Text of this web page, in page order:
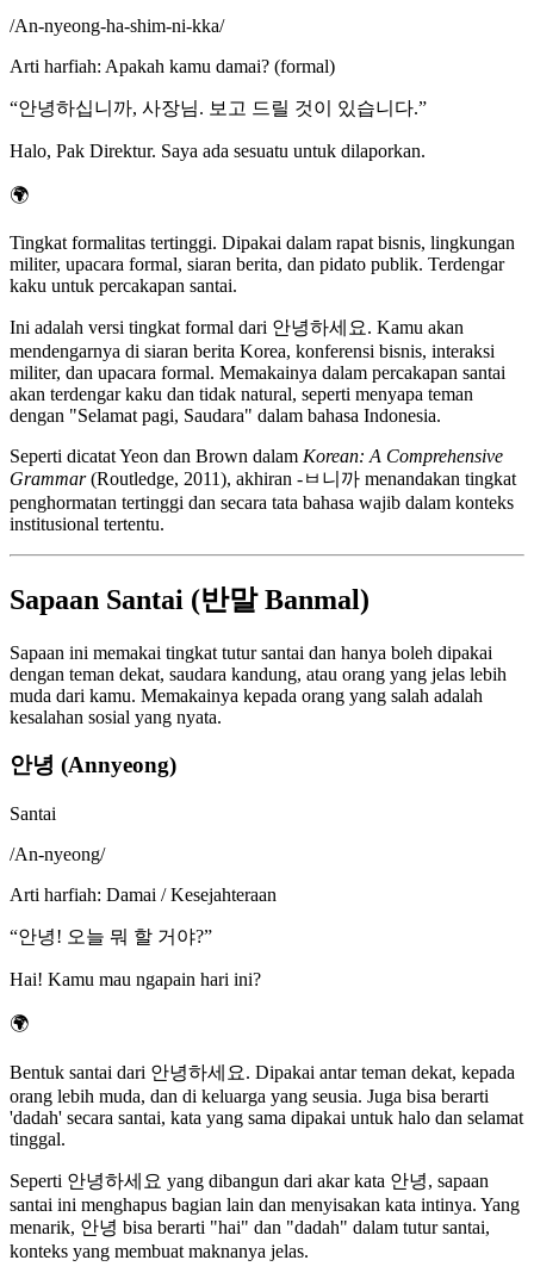
/An-nyeong-ha-shim-ni-kka/
Arti harfiah: Apakah kamu damai? (formal)
“안녕하십니까, 사장님. 보고 드릴 것이 있습니다.”
Halo, Pak Direktur. Saya ada sesuatu untuk dilaporkan.
🌍
Tingkat formalitas tertinggi. Dipakai dalam rapat bisnis, lingkungan
militer, upacara formal, siaran berita, dan pidato publik. Terdengar
kaku untuk percakapan santai.
Ini adalah versi tingkat formal dari 안녕하세요. Kamu akan
mendengarnya di siaran berita Korea, konferensi bisnis, interaksi
militer, dan upacara formal. Memakainya dalam percakapan santai
akan terdengar kaku dan tidak natural, seperti menyapa teman
dengan "Selamat pagi, Saudara" dalam bahasa Indonesia.
Seperti dicatat Yeon dan Brown dalam Korean: A Comprehensive
Grammar(Routledge, 2011), akhiran -ㅂ니까 menandakan tingkat
penghormatan tertinggi dan secara tata bahasa wajib dalam konteks
institusional tertentu.
Sapaan Santai (반말 Banmal)
Sapaan ini memakai tingkat tutur santai dan hanya boleh dipakai
dengan teman dekat, saudara kandung, atau orang yang jelas lebih
muda dari kamu. Memakainya kepada orang yang salah adalah
kesalahan sosial yang nyata.
안녕 (Annyeong)
Santai
/An-nyeong/
Arti harfiah: Damai / Kesejahteraan
“안녕! 오늘 뭐 할 거야?”
Hai! Kamu mau ngapain hari ini?
🌍
Bentuk santai dari 안녕하세요. Dipakai antar teman dekat, kepada
orang lebih muda, dan di keluarga yang seusia. Juga bisa berarti
'dadah' secara santai, kata yang sama dipakai untuk halo dan selamat
tinggal.
Seperti 안녕하세요 yang dibangun dari akar kata 안녕, sapaan
santai ini menghapus bagian lain dan menyisakan kata intinya. Yang
menarik, 안녕 bisa berarti "hai" dan "dadah" dalam tutur santai,
konteks yang membuat maknanya jelas.